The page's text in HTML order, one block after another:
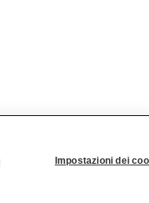
Impostazioni dei